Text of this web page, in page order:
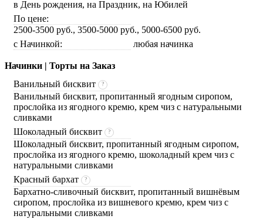
в День рождения, на Праздник, на Юбилей
По цене:
2500-3500 руб., 3500-5000 руб., 5000-6500 руб.
с Начинкой:
любая начинка
Начинки | Торты на Заказ
Ванильный бисквит
?
Ванильный бисквит, пропитанный ягодным сиропом,
прослойка из ягодного кремю, крем чиз с натуральными
сливками
Шоколадный бисквит
?
Шоколадный бисквит, пропитанный ягодным сиропом,
прослойка из ягодного кремю, шоколадный крем чиз с
натуральными сливками
Красный бархат
?
Бархатно-сливочный бисквит, пропитанный вишнёвым
сиропом, прослойка из вишневого кремю, крем чиз с
натуральными сливками